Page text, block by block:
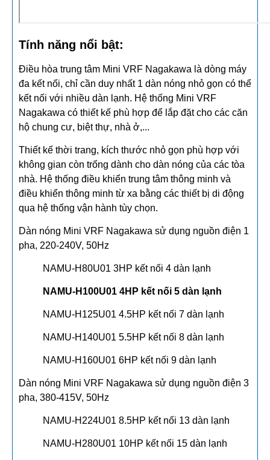
Tính năng nổi bật:
Điều hòa trung tâm Mini VRF Nagakawa là dòng máy
đa kết nối, chỉ cần duy nhất 1 dàn nóng nhỏ gọn có thể
kết nối với nhiều dàn lạnh. Hệ thống Mini VRF
Nagakawa có thiết kế phù hợp để lắp đặt cho các căn
hộ chung cư, biệt thự, nhà ở,...
Thiết kế thời trang, kích thước nhỏ gọn phù hợp với
không gian còn trống dành cho dàn nóng của các tòa
nhà. Hệ thống điều khiển trung tâm thông minh và
điều khiển thông minh từ xa bằng các thiết bị di động
qua hệ thống vận hành tùy chọn.
Dàn nóng Mini VRF Nagakawa sử dụng nguồn điện 1
pha, 220-240V, 50Hz
NAMU-H80U01 3HP kết nối 4 dàn lạnh
NAMU-H100U01 4HP kết nối 5 dàn lạnh
NAMU-H125U01 4.5HP kết nối 7 dàn lạnh
NAMU-H140U01 5.5HP kết nối 8 dàn lạnh
NAMU-H160U01 6HP kết nối 9 dàn lạnh
Dàn nóng Mini VRF Nagakawa sử dụng nguồn điện 3
pha, 380-415V, 50Hz
NAMU-H224U01 8.5HP kết nối 13 dàn lạnh
NAMU-H280U01 10HP kết nối 15 dàn lạnh